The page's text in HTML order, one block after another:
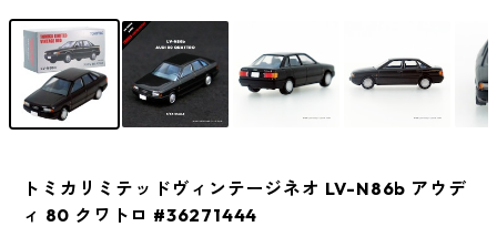
トミカリミテッドヴィンテージネオ LV-N86b アウデ
ィ 80 クワトロ #36271444